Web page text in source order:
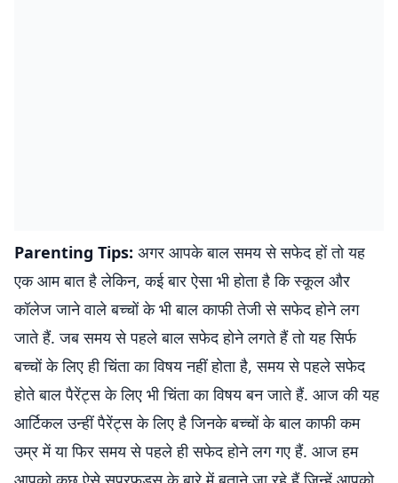
Parenting Tips: अगर आपके बाल समय से सफेद हों तो यह
एक आम बात है लेकिन, कई बार ऐसा भी होता है कि स्कूल और
कॉलेज जाने वाले बच्चों के भी बाल काफी तेजी से सफेद होने लग
जाते हैं. जब समय से पहले बाल सफेद होने लगते हैं तो यह सिर्फ
बच्चों के लिए ही चिंता का विषय नहीं होता है, समय से पहले सफेद
होते बाल पैरेंट्स के लिए भी चिंता का विषय बन जाते हैं. आज की यह
आर्टिकल उन्हीं पैरेंट्स के लिए है जिनके बच्चों के बाल काफी कम
उम्र में या फिर समय से पहले ही सफेद होने लग गए हैं. आज हम